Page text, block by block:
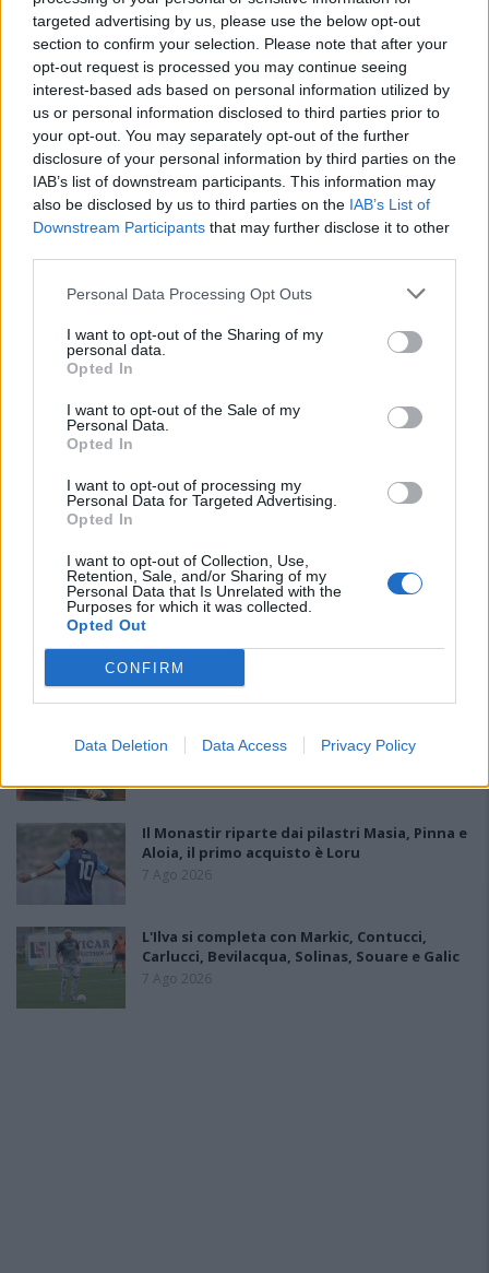
targeted advertising by us, please use the below opt-out
section to confirm your selection. Please note that after your
opt-out request is processed you may continue seeing
interest-based ads based on personal information utilized by
us or personal information disclosed to third parties prior to
your opt-out. You may separately opt-out of the further
disclosure of your personal information by third parties on the
IAB’s list of downstream participants. This information may
also be disclosed by us to third parties on the IAB’s List of
Downstream Participants that may further disclose it to other
Personal Data Processing Opt Outs
I want to opt-out of the Sharing of my
personal data.
Opted In
I want to opt-out of the Sale of my
Personal Data.
Opted In
I want to opt-out of processing my
Personal Data for Targeted Advertising.
Opted In
I want to opt-out of Collection, Use,
Retention, Sale, and/or Sharing of my
Personal Data that Is Unrelated with the
Purposes for which it was collected.
Opted Out
CONFIRM
Data Deletion Data Access Privacy Policy
PIÙ LETTI OGGI
8 Ago 2026
Il Latte Dolce prende Dumani dalla Torres,
Mascia, Sorgente, Lopes, Limberti e Cherchi
gli altri acquisti
8 Ago 2026
stop prolungato fino al 15 gennaio 2021
Il Monastir riparte dai pilastri Masia, Pinna e
Aloia, il primo acquisto è Loru
7 Ago 2026
L'Ilva si completa con Markic, Contucci,
Carlucci, Bevilacqua, Solinas, Souare e Galic
7 Ago 2026